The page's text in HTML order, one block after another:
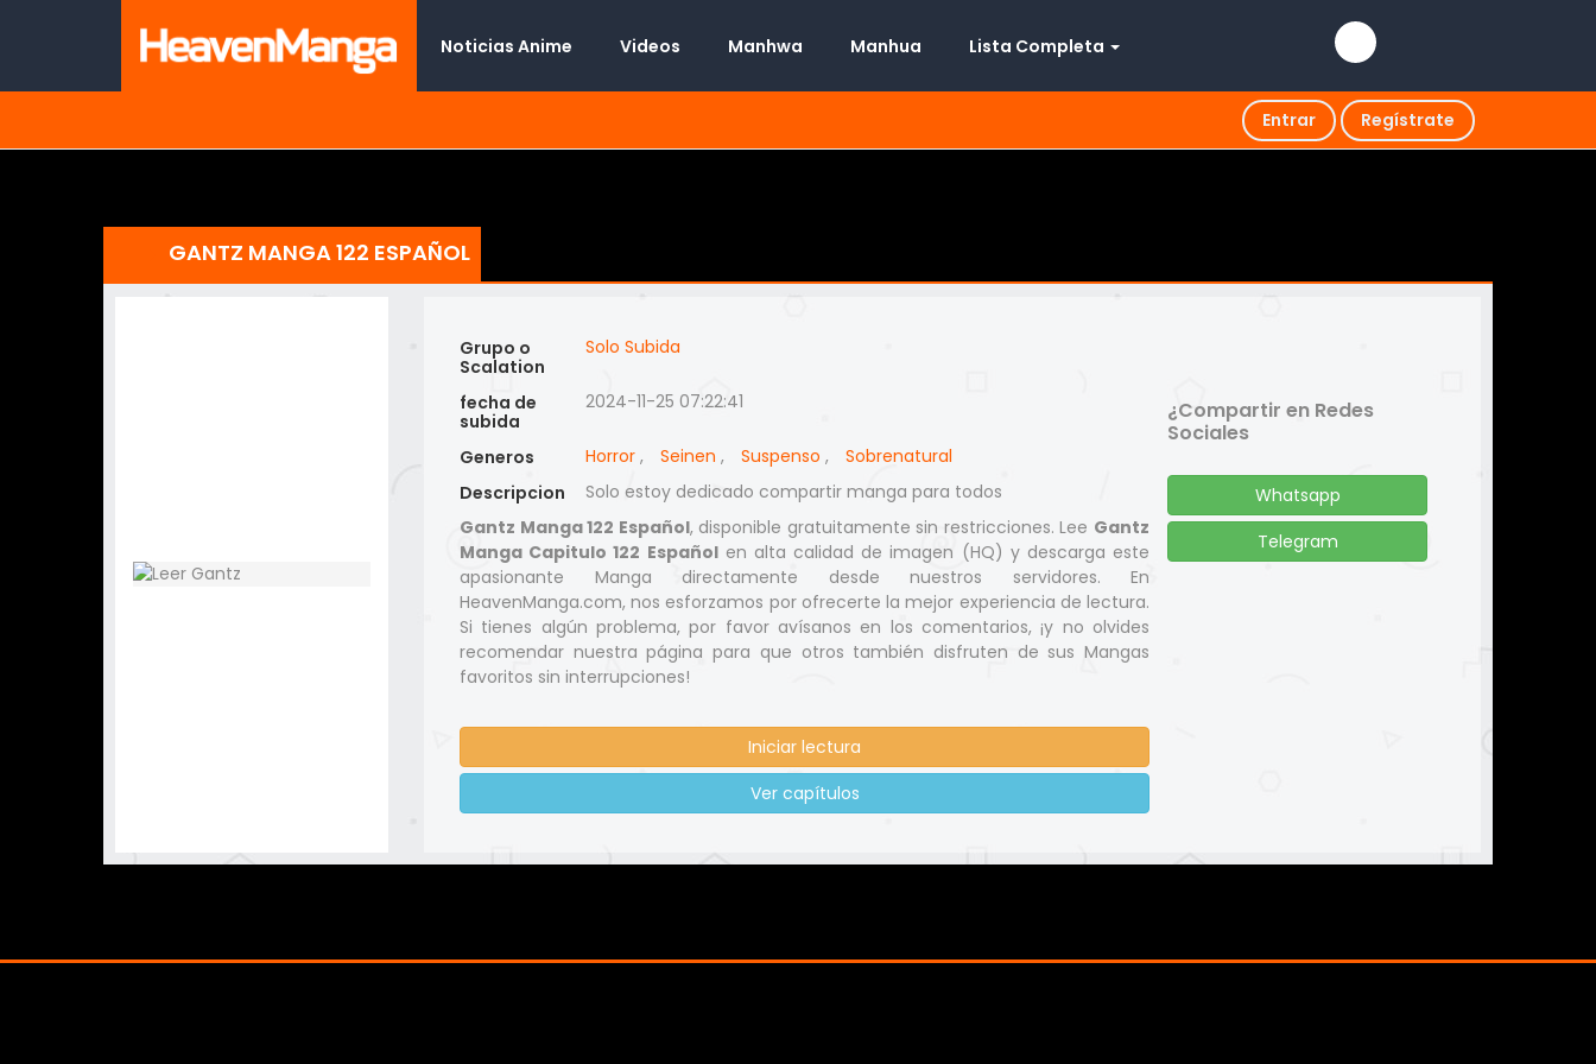
Noticias Anime Videos Manhwa Manhua Lista Completa
Entrar Regístrate
GANTZ MANGA 122 ESPAÑOL
Grupo o
Scalation
Solo Subida
fecha de
subida
2024-11-25 07:22:41
Generos Horror , Seinen , Suspenso ,
Sobrenatural
Descripcion
Solo estoy dedicado compartir manga para todos
Gantz Manga 122 Español, disponible gratuitamente sin restricciones. Lee Gantz
Manga Capitulo 122 Españolen alta calidad de imagen (HQ) y descarga este
apasionante Manga directamente desde nuestros servidores. En
HeavenManga.com, nos esforzamos por ofrecerte la mejor experiencia de lectura.
Si tienes algún problema, por favor avísanos en los comentarios, ¡y no olvides
recomendar nuestra página para que otros también disfruten de sus Mangas
favoritos sin interrupciones!
Iniciar lectura
Ver capítulos
¿Compartir en Redes
Sociales
Whatsapp
Telegram